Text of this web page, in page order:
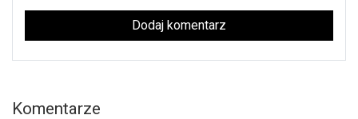
Dodaj komentarz
Komentarze